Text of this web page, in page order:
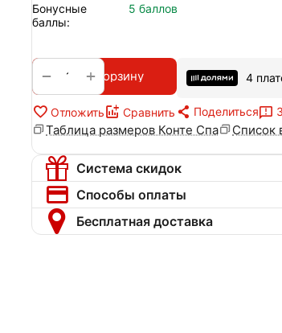
Бонусные
баллы:
5 баллов
+
− В корзину 4
Отложить Сравнить Поделиться
Таблица размеров Конте Спа Список
Система скидок
Способы оплаты
Бесплатная доставка